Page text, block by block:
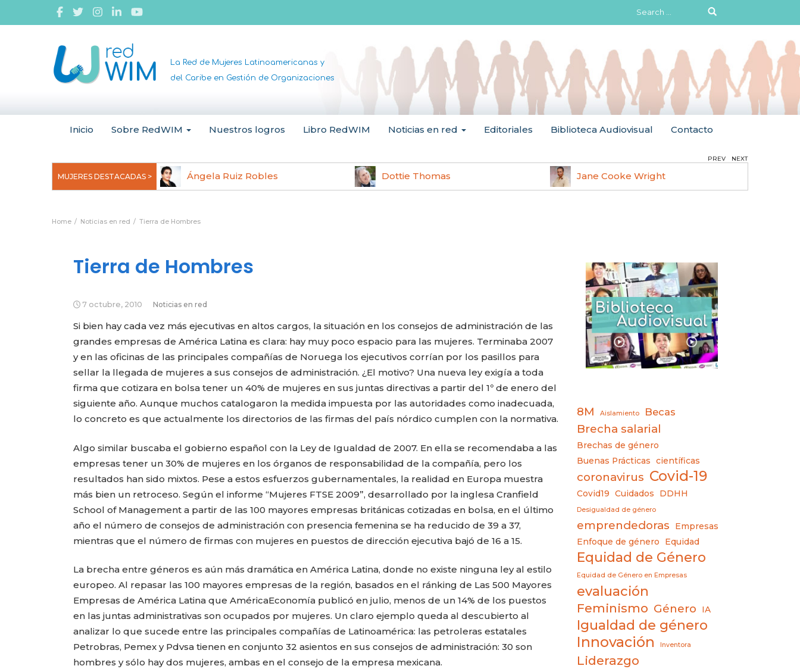
Search
for:
La Red de Mujeres Latinoamericanas y
del Caribe en Gestión de Organizaciones
Inicio Sobre RedWIM Nuestros logros Libro RedWIM Noticias en red Editoriales Biblioteca Audiovisual Contacto
MUJERES DESTACADAS >
Uchegbu, pionera en
Ángela Ruiz Robles Dottie Thomas Jane Cooke Wright
PREV NEXT
Home Noticias en red Tierra de Hombres
Tierra de Hombres
7 octubre, 2010 Noticias en red
Si bien hay cada vez más ejecutivas en altos cargos, la situación en los consejos de administración de las
grandes empresas de América Latina es clara: hay muy poco espacio para las mujeres. Terminaba 2007
y en las oficinas de las principales compañías de Noruega los ejecutivos corrían por los pasillos para
sellar la llegada de mujeres a sus consejos de administración. ¿El motivo? Una nueva ley exigía a toda
firma que cotizara en bolsa tener un 40% de mujeres en sus juntas directivas a partir del 1º de enero del
siguiente año. Aunque muchos catalogaron la medida impuesta por las autoridades como inadecuada,
lo concreto es que actualmente los directorios de las firmas del país nórdico cumplen con la normativa.
Algo similar buscaba el gobierno español con la Ley de Igualdad de 2007. En ella se recomendaba a las
empresas tener un 30% de mujeres en los órganos de responsabilidad de la compañía, pero los
resultados han sido mixtos. Pese a estos esfuerzos gubernamentales, la realidad en Europa muestra
más bien un retroceso. Según el informe “Mujeres FTSE 2009”, desarrollado por la inglesa Cranfield
School of Management a partir de las 100 mayores empresas británicas cotizadas en bolsa, en el último
año el número de consejos de administración con presencia femenina se ha reducido de 39 a 37,
mientras que el número de firmas con mujeres en puestos de dirección ejecutiva bajó de 16 a 15.
La brecha entre géneros es aún más dramática en América Latina, donde no existe ninguna ley al estilo
europeo. Al repasar las 100 mayores empresas de la región, basados en el ránking de Las 500 Mayores
Empresas de América Latina que AméricaEconomía publicó en julio, menos de un 14% de los puestos
en las juntas administrativas son ocupados por mujeres. Un claro ejemplo queda al descubierto al
analizar lo que sucede entre las principales compañías de Latinoamérica: las petroleras estatales
Petrobras, Pemex y Pdvsa tienen en conjunto 32 asientos en sus consejos de administración: 30 son
hombres y sólo hay dos mujeres, ambas en el consejo de la empresa mexicana.
8M Aislamiento Becas
Brecha salarial
Brechas de género
Buenas Prácticas
científicas
coronavirus Covid-19
Covid19 Cuidados DDHH
Desigualdad de género
emprendedoras
Empresas
Enfoque de género
Equidad
Equidad de Género
Equidad de Género en Empresas
evaluación
Feminismo Género IA
Igualdad de género
Innovación Inventora
Liderazgo